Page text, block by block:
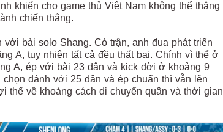
khiến cho game thủ Việt Nam không thể thắng
chiến thắng.
bài solo Shang. Có trận, anh đua phát triển
A, tuy nhiên tất cả đều thất bại. Chính vì thể ở
A, ép với bài 23 dân và kick đời ở khoảng 9
đánh với 25 dân và ép chuẩn thì vẫn lên
thế về khoảng cách di chuyển quân và thời gian